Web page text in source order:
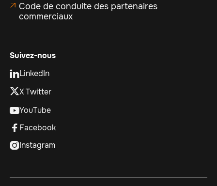
 Code de conduite des partenaires
commerciaux
Suivez-nous
LinkedIn
X Twitter
YouTube
 Facebook
Instagram